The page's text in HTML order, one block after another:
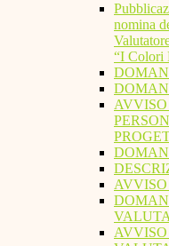
nomina
“I Colori